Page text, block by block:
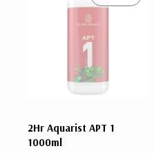
2Hr Aquarist APT 1
1000ml